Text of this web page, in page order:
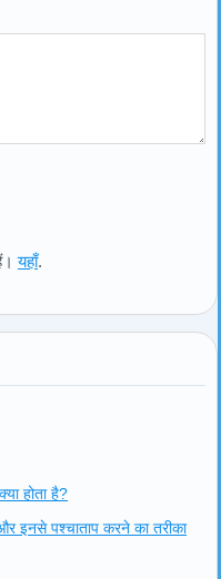
यहाँ.
होता है?
इनसे पश्चाताप करने का तरीका